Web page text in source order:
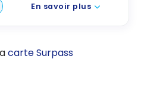
En savoir plus
carte Surpass